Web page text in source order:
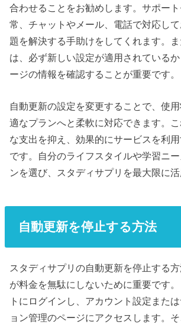
合わせることをお勧めします。サポー
常、チャットやメール、電話で対応し
題を解決する手助けをしてくれます。
は、必ず新しい設定が適用されている
ージの情報を確認することが重要です。
自動更新の設定を変更することで、使
適なプランへと柔軟に対応できます。
な支出を抑え、効果的にサービスを利
です。自分のライフスタイルや学習ニ
ンを選び、スタディサプリを最大限に活
自動更新を停止する方法
スタディサプリの自動更新を停止する
が料金を無駄にしないために重要です
トにログインし、アカウント設定また
ョン管理のページにアクセスします。